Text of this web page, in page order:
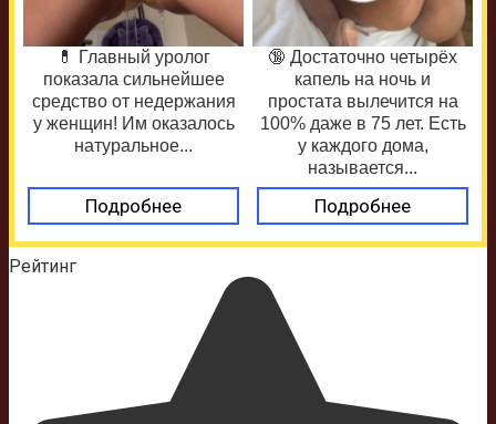
💊 Главный уролог
показала сильнейшее
средство от недержания
у женщин! Им оказалось
натуральное...
Подробнее
🔞 Достаточно четырёх
капель на ночь и
простата вылечится на
100% даже в 75 лет. Есть
у каждого дома,
называется...
Подробнее
Рейтинг